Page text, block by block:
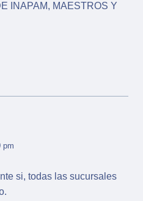
INAPAM, MAESTROS Y
pm
si, todas las sucursales